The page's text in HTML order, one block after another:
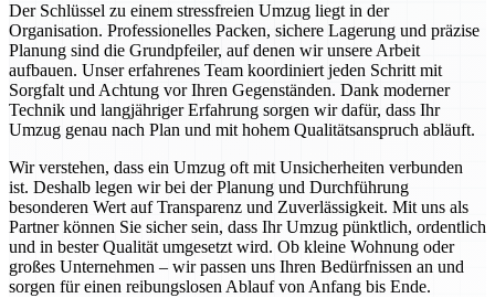
Der Schlüssel zu einem stressfreien Umzug liegt in der
Organisation. Professionelles Packen, sichere Lagerung und präzise
Planung sind die Grundpfeiler, auf denen wir unsere Arbeit
aufbauen. Unser erfahrenes Team koordiniert jeden Schritt mit
Sorgfalt und Achtung vor Ihren Gegenständen. Dank moderner
Technik und langjähriger Erfahrung sorgen wir dafür, dass Ihr
Umzug genau nach Plan und mit hohem Qualitätsanspruch abläuft.
Wir verstehen, dass ein Umzug oft mit Unsicherheiten verbunden
ist. Deshalb legen wir bei der Planung und Durchführung
besonderen Wert auf Transparenz und Zuverlässigkeit. Mit uns als
Partner können Sie sicher sein, dass Ihr Umzug pünktlich, ordentlich
und in bester Qualität umgesetzt wird. Ob kleine Wohnung oder
großes Unternehmen – wir passen uns Ihren Bedürfnissen an und
sorgen für einen reibungslosen Ablauf von Anfang bis Ende.